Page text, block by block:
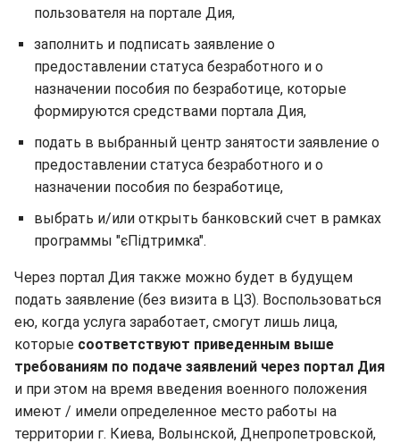
пользователя на портале Дия,
заполнить и подписать заявление о
предоставлении статуса безработного и о
назначении пособия по безработице, которые
формируются средствами портала Дия,
подать в выбранный центр занятости заявление о
предоставлении статуса безработного и о
назначении пособия по безработице,
выбрать и/или открыть банковский счет в рамках
программы "єПідтримка".
Через портал Дия также можно будет в будущем
подать заявление (без визита в ЦЗ). Воспользоваться
ею, когда услуга заработает, смогут лишь лица,
которые соответствуют приведенным выше
требованиям по подаче заявлений через портал Дия
и при этом на время введения военного положения
имеют / имели определенное место работы на
территории г. Киева, Волынской, Днепропетровской,